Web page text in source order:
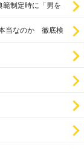
範制定時に「男を
当なのか 徹底検